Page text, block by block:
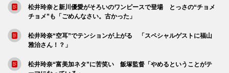
松井玲奈と新川優愛がそろいのワンピースで登場 とっさの“チョメ
チョメ”も「ごめんなさい。古かった」
松井玲奈“空耳”でテンションが上がる 「スペシャルゲストに福山
雅治さん！？」
松井玲奈“富美加ネタ”に苦笑い 飯塚監督「やめるということがテ